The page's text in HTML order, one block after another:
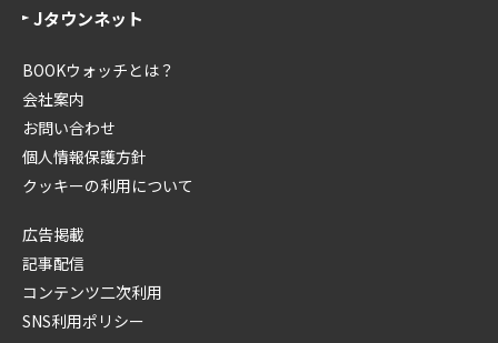
Jタウンネット
BOOKウォッチとは？
会社案内
お問い合わせ
個人情報保護方針
クッキーの利用について
広告掲載
記事配信
コンテンツ二次利用
SNS利用ポリシー